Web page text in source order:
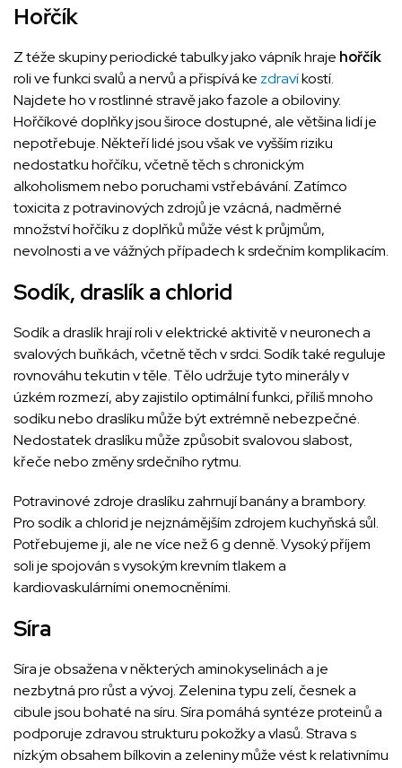
Hořčík
Z téže skupiny periodické tabulky jako vápník hraje hořčík
roli ve funkci svalů a nervů a přispívá ke zdravíkostí.
Najdete ho v rostlinné stravě jako fazole a obiloviny.
Hořčíkové doplňky jsou široce dostupné, ale většina lidí je
nepotřebuje. Někteří lidé jsou však ve vyšším riziku
nedostatku hořčíku, včetně těch s chronickým
alkoholismem nebo poruchami vstřebávání. Zatímco
toxicita z potravinových zdrojů je vzácná, nadměrné
množství hořčíku z doplňků může vést k průjmům,
nevolnosti a ve vážných případech k srdečním komplikacím.
Sodík, draslík a chlorid
Sodík a draslík hrají roli v elektrické aktivitě v neuronech a
svalových buňkách, včetně těch v srdci. Sodík také reguluje
rovnováhu tekutin v těle. Tělo udržuje tyto minerály v
úzkém rozmezí, aby zajistilo optimální funkci, příliš mnoho
sodíku nebo draslíku může být extrémně nebezpečné.
Nedostatek draslíku může způsobit svalovou slabost,
křeče nebo změny srdečního rytmu.
Potravinové zdroje draslíku zahrnují banány a brambory.
Pro sodík a chlorid je nejznámějším zdrojem kuchyňská sůl.
Potřebujeme ji, ale ne více než 6 g denně. Vysoký příjem
soli je spojován s vysokým krevním tlakem a
kardiovaskulárními onemocněními.
Síra
Síra je obsažena v některých aminokyselinách a je
nezbytná pro růst a vývoj. Zelenina typu zelí, česnek a
cibule jsou bohaté na síru. Síra pomáhá syntéze proteinů a
podporuje zdravou strukturu pokožky a vlasů. Strava s
nízkým obsahem bílkovin a zeleniny může vést k relativnímu